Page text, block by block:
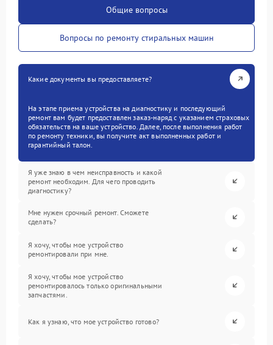
Общие вопросы
Вопросы по ремонту стиральных машин
Какие документы вы предоставляете?
На этапе приема устройства на диагностику и последующий
ремонт вам будет предоставлен заказ-наряд с указанием страховых
обязательств на ваше устройство. Далее, после выполнения работ
по ремонту техники, вы получите акт выполненных работ и
гарантийный талон.
Я уже знаю в чем неисправность и какой
ремонт необходим. Для чего проводить
диагностику?
Мне нужен срочный ремонт. Сможете
сделать?
Я хочу, чтобы мое устройство
ремонтировали при мне.
Я хочу, чтобы мое устройство
ремонтировалось только оригинальными
запчастями.
Как я узнаю, что мое устройство готово?